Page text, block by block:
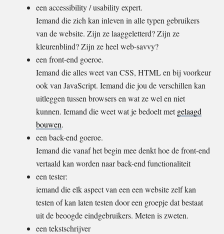
een accessibility / usability expert.
Iemand die zich kan inleven in alle typen gebruikers
van de website. Zijn ze laaggeletterd? Zijn ze
kleurenblind? Zijn ze heel web-savvy?
een front-end goeroe.
Iemand die alles weet van CSS, HTML en bij voorkeur
ook van JavaScript. Iemand die jou de verschillen kan
uitleggen tussen browsers en wat ze wel en niet
kunnen. Iemand die weet wat je bedoelt metgelaagd
bouwen.
een back-end goeroe.
Iemand die vanaf het begin mee denkt hoe de front-end
vertaald kan worden naar back-end functionaliteit
een tester:
iemand die elk aspect van een een website zelf kan
testen of kan laten testen door een groepje dat bestaat
uit de beoogde eindgebruikers. Meten is zweten.
een tekstschrijver